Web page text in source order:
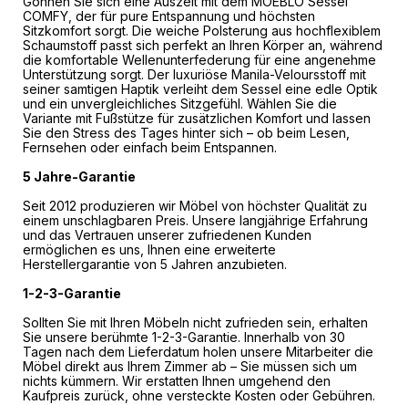
COMFY, der für pure Entspannung und höchsten
Sitzkomfort sorgt. Die weiche Polsterung aus hochflexiblem
Schaumstoff passt sich perfekt an Ihren Körper an, während
die komfortable Wellenunterfederung für eine angenehme
Unterstützung sorgt. Der luxuriöse Manila-Veloursstoff mit
seiner samtigen Haptik verleiht dem Sessel eine edle Optik
und ein unvergleichliches Sitzgefühl. Wählen Sie die
Variante mit Fußstütze für zusätzlichen Komfort und lassen
Sie den Stress des Tages hinter sich – ob beim Lesen,
Fernsehen oder einfach beim Entspannen.
5 Jahre-Garantie
Seit 2012 produzieren wir Möbel von höchster Qualität zu
einem unschlagbaren Preis. Unsere langjährige Erfahrung
und das Vertrauen unserer zufriedenen Kunden
ermöglichen es uns, Ihnen eine erweiterte
Herstellergarantie von 5 Jahren anzubieten.
1-2-3-Garantie
Sollten Sie mit Ihren Möbeln nicht zufrieden sein, erhalten
Sie unsere berühmte 1-2-3-Garantie. Innerhalb von 30
Tagen nach dem Lieferdatum holen unsere Mitarbeiter die
Möbel direkt aus Ihrem Zimmer ab – Sie müssen sich um
nichts kümmern. Wir erstatten Ihnen umgehend den
Kaufpreis zurück, ohne versteckte Kosten oder Gebühren.